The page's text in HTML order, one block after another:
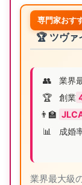
🏆 ツヴァ
専門家おす
👥 業界
🏆
創業
👨‍🏫
📊
成婚
業界最大級